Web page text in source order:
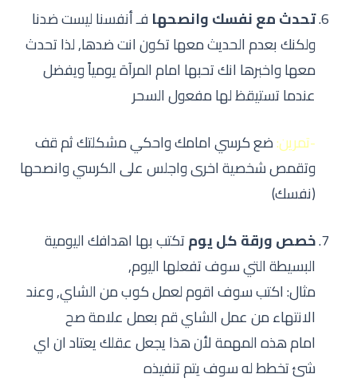
تحدث مع نفسك وانصحها فـ أنفسنا ليست ضدنا
ولكنك بعدم الحديث معها تكون انت ضدها, لذا تحدث
معها واخبرها انك تحبها امام المرآة يومياً ويفضل
عندما تستيقظ لها مفعول السحر
-تمرين:ضع كرسي امامك واحكي مشكلتك ثم قف
وتقمص شخصية اخرى واجلس على الكرسي وانصحها
(نفسك)
خصص ورقة كل يومتكتب بها اهدافك اليومية
البسيطة التي سوف تفعلها اليوم,
مثال: اكتب سوف اقوم لعمل كوب من الشاي, وعند
الانتهاء من عمل الشاي قم بعمل علامة صح
امام هذه المهمة لأن هذا يجعل عقلك يعتاد ان اي
شئ تخطط له سوف يتم تنفيذه